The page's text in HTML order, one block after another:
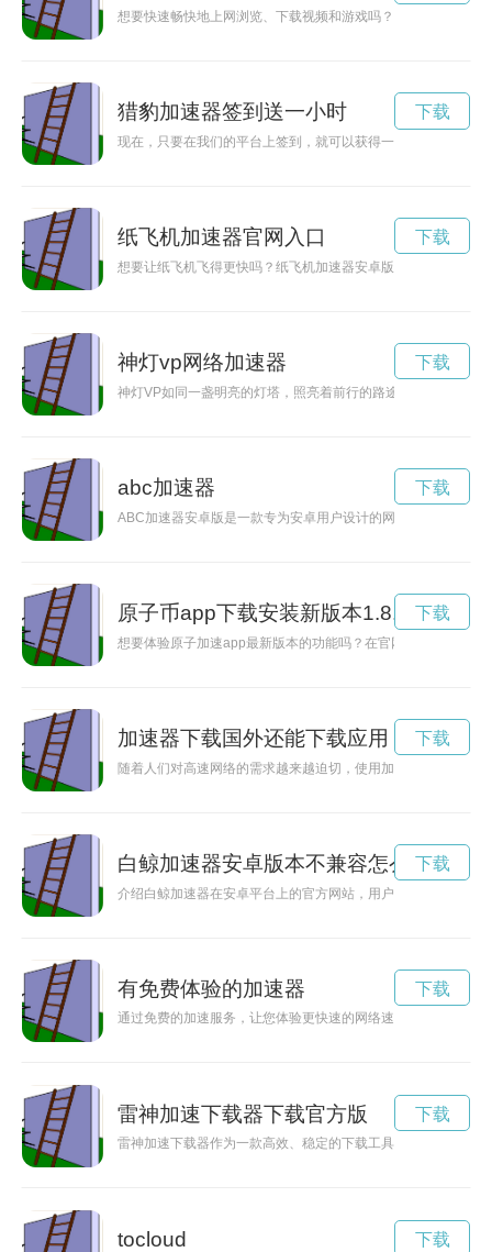
想要快速畅快地上网浏览、下载视频和游戏吗？不妨尝试一下
猎豹加速器签到送一小时
现在，只要在我们的平台上签到，就可以获得一小时的免费加
下载
纸飞机加速器官网入口
想要让纸飞机飞得更快吗？纸飞机加速器安卓版来帮你！快速
下载
神灯vp网络加速器
神灯VP如同一盏明亮的灯塔，照亮着前行的路途，为我们提供
下载
abc加速器
ABC加速器安卓版是一款专为安卓用户设计的网络加速工具，
下载
原子币app下载安装新版本1.8.8
想要体验原子加速app最新版本的功能吗？在官网上提供了简
下载
加速器下载国外还能下载应用
随着人们对高速网络的需求越来越迫切，使用加速器成为了下
下载
白鲸加速器安卓版本不兼容怎么办呢
介绍白鲸加速器在安卓平台上的官方网站，用户可以通过官网
下载
有免费体验的加速器
通过免费的加速服务，让您体验更快速的网络速度，提升上网体
下载
雷神加速下载器下载官方版
雷神加速下载器作为一款高效、稳定的下载工具，能够帮助用
下载
tocloud 下载